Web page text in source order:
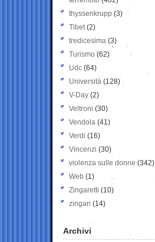
thyssenkrupp (3)
Tibet(2)
tredicesima (3)
Turismo (62)
Udc (64)
Università (128)
V-Day (2)
Veltroni (30)
Vendola (41)
Verdi (16)
Vincenzi (30)
violenza sulle donne (342)
Web (1)
Zingaretti (10)
zingari (14)
Archivi